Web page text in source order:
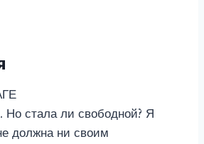
Но стала ли свободной? Я
должна ни своим